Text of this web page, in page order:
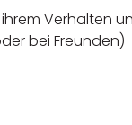
Verhalten
bei Freunden)